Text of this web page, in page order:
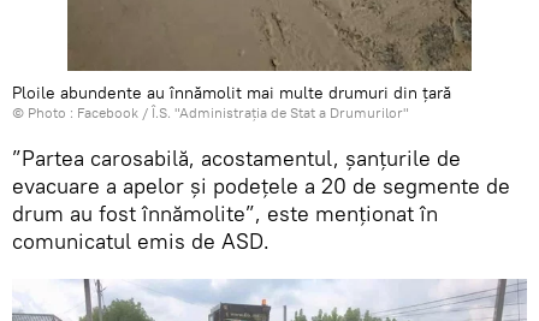
Ploile abundente au înnămolit mai multe drumuri din țară
© Photo : Facebook / Î.S. "Administraţia de Stat a Drumurilor"
”Partea carosabilă, acostamentul, șanțurile de
evacuare a apelor și podețele a 20 de segmente de
drum au fost înnămolite”, este menționat în
comunicatul emis de ASD.